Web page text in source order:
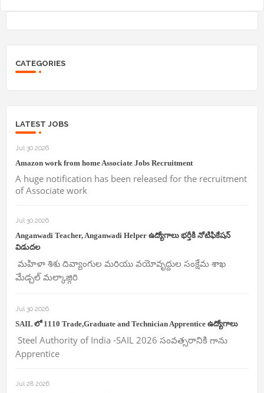
CATEGORIES
LATEST JOBS
Jul 30 2026
Amazon work from home Associate Jobs Recruitment
A huge notification has been released for the recruitment
of Associate work
Jul 30 2026
Anganwadi Teacher, Anganwadi Helper ఉద్యోగాలు భర్తీకి నోటిఫికేషన్
విడుదల
మహిళా శిశు దివ్యాంగుల మరియు వయోవృద్దుల సంక్షేమ శాఖ
మేడ్చల్ మల్కాజ్గిరి
Jul 30 2026
SAIL లో 1110 Trade,Graduate and Technician Apprentice ఉద్యోగాలు
Steel Authority of India -SAIL 2026 సంవత్సరానికి గాను
Apprentice
Jul 28 2026